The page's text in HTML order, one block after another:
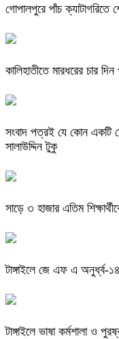
গোপালপুরে পাঁচ ক্যাটাগরিতে
কালিহাতীতে মারধরের চার
সংবাদ পত্রই যে কোন একটি
সালাউদ্দিন টুকু
সাড়ে ৩ হাজার এতিম
টাঙ্গাইলে জে এফ এ অনুর্ধ্ব-
টাঙ্গাইলে ভাষা কর্মশালা ও